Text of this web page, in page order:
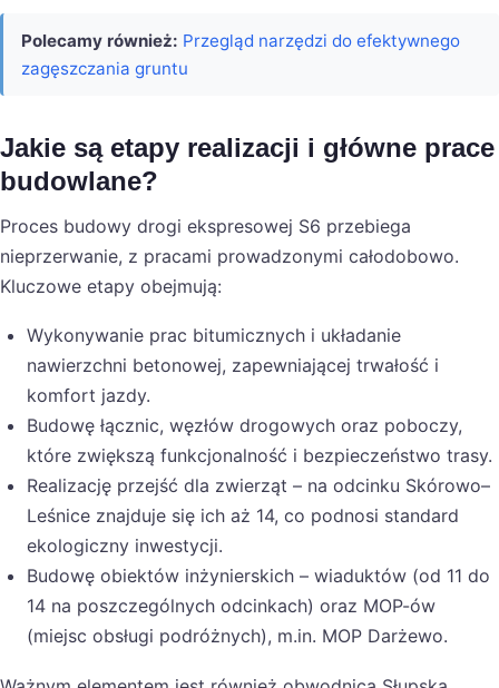
Polecamy również: Przegląd narzędzi do efektywnego
zagęszczania gruntu
Jakie są etapy realizacji i główne prace
budowlane?
Proces budowy drogi ekspresowej S6 przebiega
nieprzerwanie, z pracami prowadzonymi całodobowo.
Kluczowe etapy obejmują:
Wykonywanie prac bitumicznych i układanie
nawierzchni betonowej, zapewniającej trwałość i
komfort jazdy.
Budowę łącznic, węzłów drogowych oraz poboczy,
które zwiększą funkcjonalność i bezpieczeństwo trasy.
Realizację przejść dla zwierząt – na odcinku Skórowo–
Leśnice znajduje się ich aż 14, co podnosi standard
ekologiczny inwestycji.
Budowę obiektów inżynierskich – wiaduktów (od 11 do
14 na poszczególnych odcinkach) oraz MOP-ów
(miejsc obsługi podróżnych), m.in. MOP Darżewo.